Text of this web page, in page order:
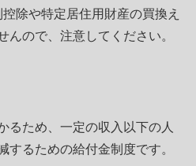
除や特定居住用財産の買換え
んので、注意してください。
るため、一定の収入以下の人
するための給付金制度です。